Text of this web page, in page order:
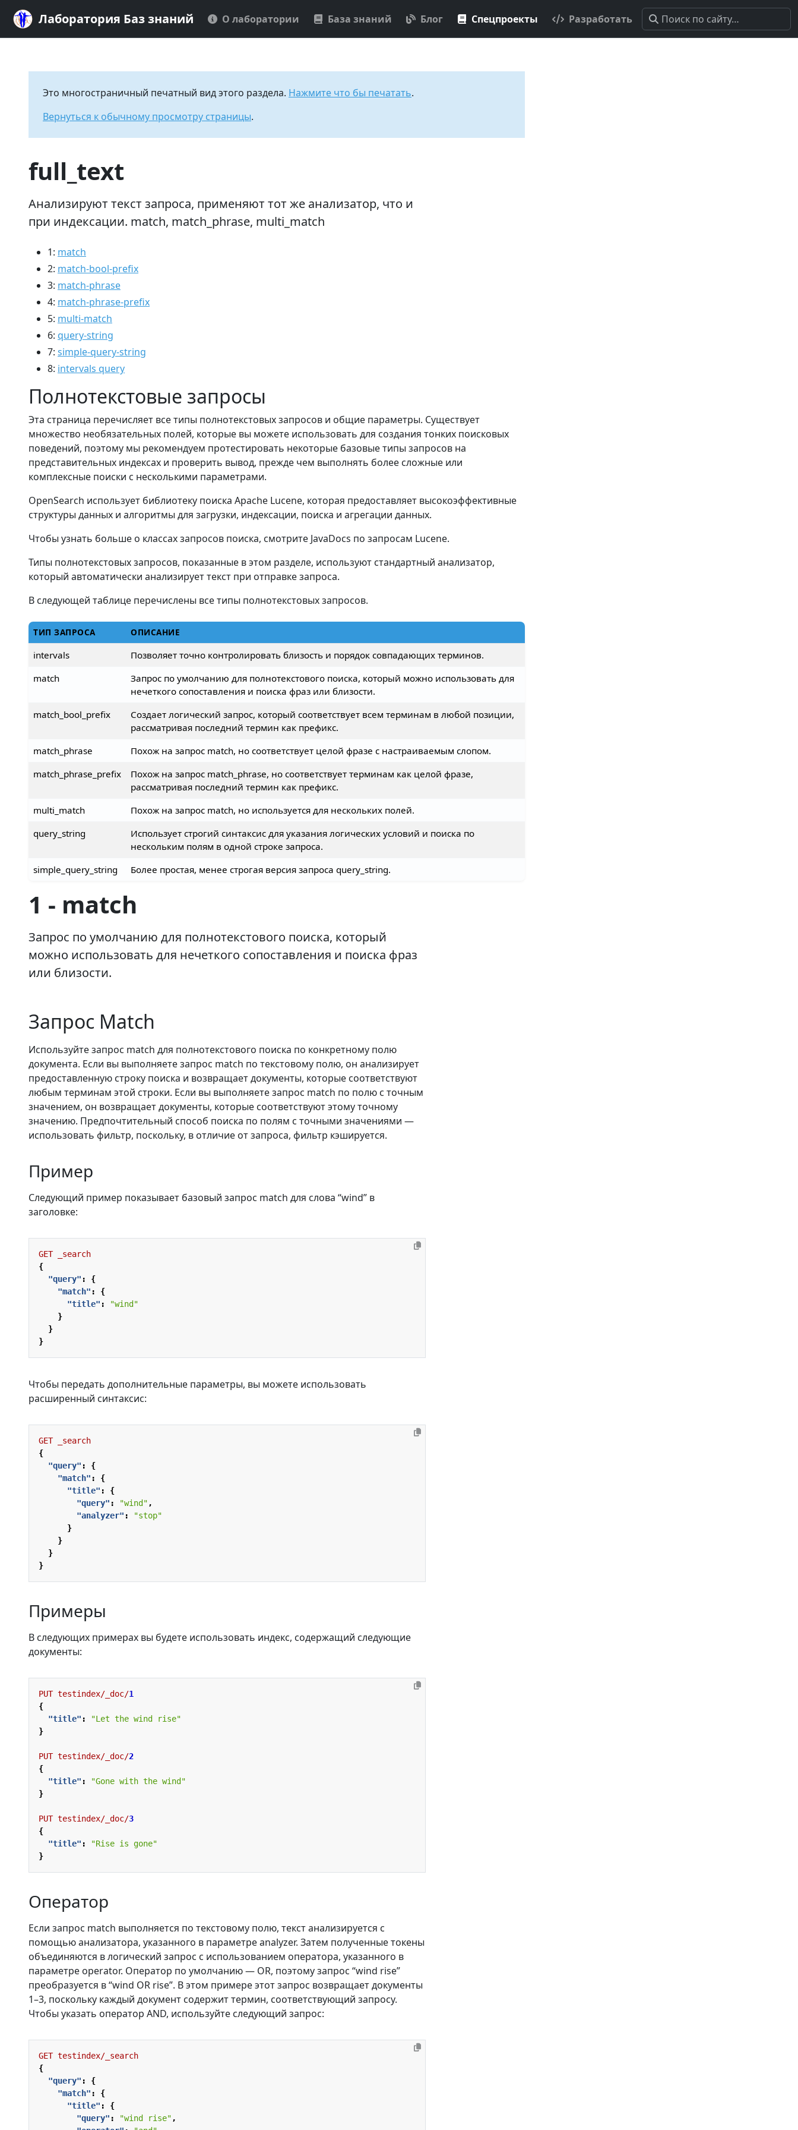
Лаборатория Баз знаний О лаборатории База знаний Блог Спецпроекты Разработать
Это многостраничный печатный вид этого раздела. Нажмите что бы печатать.
Вернуться к обычному просмотру страницы.
full_text
Анализируют текст запроса, применяют тот же анализатор, что и
при индексации. match, match_phrase, multi_match
1: match
2: match-bool-prefix
3: match-phrase
4: match-phrase-prefix
5: multi-match
6: query-string
7: simple-query-string
8: intervals query
Полнотекстовые запросы
Эта страница перечисляет все типы полнотекстовых запросов и общие параметры. Существует
множество необязательных полей, которые вы можете использовать для создания тонких поисковых
поведений, поэтому мы рекомендуем протестировать некоторые базовые типы запросов на
представительных индексах и проверить вывод, прежде чем выполнять более сложные или
комплексные поиски с несколькими параметрами.
OpenSearch использует библиотеку поиска Apache Lucene, которая предоставляет высокоэффективные
структуры данных и алгоритмы для загрузки, индексации, поиска и агрегации данных.
Чтобы узнать больше о классах запросов поиска, смотрите JavaDocs по запросам Lucene.
Типы полнотекстовых запросов, показанные в этом разделе, используют стандартный анализатор,
который автоматически анализирует текст при отправке запроса.
В следующей таблице перечислены все типы полнотекстовых запросов.
ТИП ЗАПРОСА ОПИСАНИЕ
intervals
Позволяет точно контролировать близость и порядок совпадающих терминов.
match
Запрос по умолчанию для полнотекстового поиска, который можно использовать для
нечеткого сопоставления и поиска фраз или близости.
match_bool_prefix
Создает логический запрос, который соответствует всем терминам в любой позиции,
рассматривая последний термин как префикс.
match_phrase
Похож на запрос match, но соответствует целой фразе с настраиваемым слопом.
match_phrase_prefix
Похож на запрос match_phrase, но соответствует терминам как целой фразе,
рассматривая последний термин как префикс.
multi_match
Похож на запрос match, но используется для нескольких полей.
query_string
Использует строгий синтаксис для указания логических условий и поиска по
нескольким полям в одной строке запроса.
simple_query_string
Более простая, менее строгая версия запроса query_string.
1 - match
Запрос по умолчанию для полнотекстового поиска, который
можно использовать для нечеткого сопоставления и поиска фраз
или близости.
Запрос Match
Используйте запрос match для полнотекстового поиска по конкретному полю
документа. Если вы выполняете запрос match по текстовому полю, он анализирует
предоставленную строку поиска и возвращает документы, которые соответствуют
любым терминам этой строки. Если вы выполняете запрос match по полю с точным
значением, он возвращает документы, которые соответствуют этому точному
значению. Предпочтительный способ поиска по полям с точными значениями —
использовать фильтр, поскольку, в отличие от запроса, фильтр кэшируется.
Пример
Следующий пример показывает базовый запрос match для слова “wind” в
заголовке:
GET
_search
{
"query" :
{
"match" :
{
"title" :
"wind"
}
}
}
Чтобы передать дополнительные параметры, вы можете использовать
расширенный синтаксис:
GET
_search
{
"query" :
{
"match" :
{
"title" :
{
"query" : "wind" ,
"analyzer" :
"stop"
}
}
}
}
Примеры
В следующих примерах вы будете использовать индекс, содержащий следующие
документы:
PUT testindex/_doc/1
{
"title" :
"Let the wind rise"
}
PUT testindex/_doc/2
{
"title" :
"Gone with the wind"
}
PUT testindex/_doc/3
{
"title" :
"Rise is gone"
}
Оператор
Если запрос match выполняется по текстовому полю, текст анализируется с
помощью анализатора, указанного в параметре analyzer. Затем полученные токены
объединяются в логический запрос с использованием оператора, указанного в
параметре operator. Оператор по умолчанию — OR, поэтому запрос “wind rise”
преобразуется в “wind OR rise”. В этом примере этот запрос возвращает документы
1–3, поскольку каждый документ содержит термин, соответствующий запросу.
Чтобы указать оператор AND, используйте следующий запрос:
GET testindex/_search
{
"query" :
{
"match" :
{
"title" :
{
"query" : "wind rise" ,